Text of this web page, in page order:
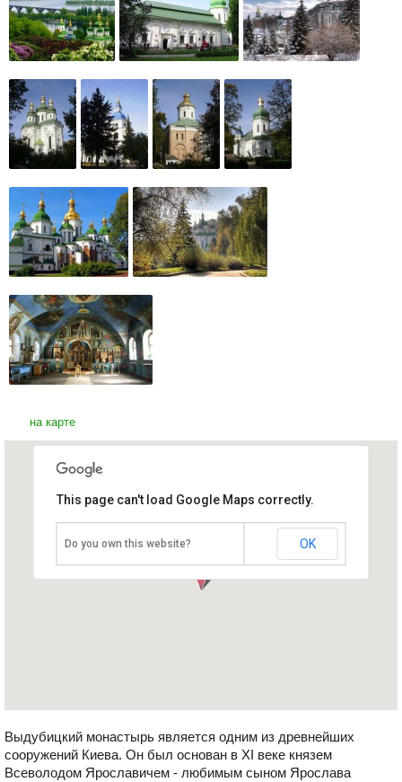
на карте
Выдубицкий монастырь
This page can't load Google Maps correctly.
Do you own this website? OK
Выдубицкий монастырь является одним из древнейших
сооружений Киева. Он был основан в ХІ веке князем
Всеволодом Ярославичем - любимым сыном Ярослава